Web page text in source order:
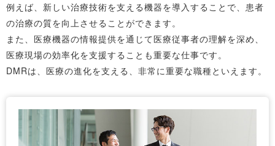
例えば、新しい治療技術を支える機器を導入することで、患者
の治療の質を向上させることができます。
また、医療機器の情報提供を通じて医療従事者の理解を深め、
医療現場の効率化を支援することも重要な仕事です。
DMRは、医療の進化を支える、非常に重要な職種といえます。